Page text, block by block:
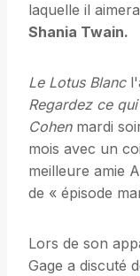
laquelle il
Shania Twain.
Le Lotus Blanc
Regardez ce
Cohenmardi
mois avec un
meilleure amie
de « épisode
Lors de son
Gage a discuté